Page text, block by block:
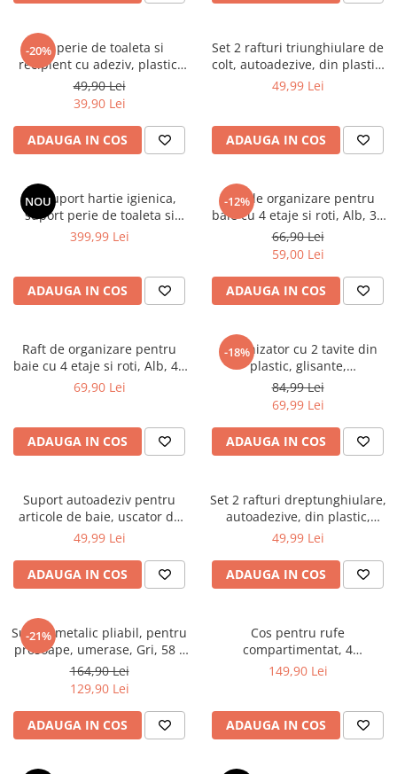
-20%
Set perie de toaleta si
recipient cu adeziv, plastic,
peri din silicon moale,
flexibili, Negru, 10 x 52.5 cm
49,90 Lei
39,90 Lei
ADAUGA IN COS
Set 2 rafturi triunghiulare de
colt, autoadezive, din plastic,
pentru baie, Alb, 26.5 x 20 x
49,99 Lei
ADAUGA IN COS
NOU
Set suport hartie igienica,
suport perie de toaleta si
perie de toaleta, din inox,
399,99 Lei
ADAUGA IN COS
-12%
Raft de organizare pentru
baie cu 4 etaje si roti, Alb, 39
x 12 x 80 cm
66,90 Lei
59,00 Lei
ADAUGA IN COS
Raft de organizare pentru
baie cu 4 etaje si roti, Alb, 40
x 13 x 87 cm
69,90 Lei
ADAUGA IN COS
-18%
Organizator cu 2 tavite din
plastic, glisante,
Alb/Transparent, 20 x 29 x 23
cm
84,99 Lei
69,99 Lei
ADAUGA IN COS
Suport autoadeziv pentru
articole de baie, uscator de
par, din plastic, Alb, 30.5 x 9.6
49,99 Lei
ADAUGA IN COS
Set 2 rafturi dreptunghiulare,
autoadezive, din plastic,
pentru baie, Alb, 28 x 13 x 5.5
49,99 Lei
ADAUGA IN COS
-21%
Suport metalic pliabil, pentru
prosoape, umerase, Gri, 58 x
12-35.5 x 14.5 cm
164,90 Lei
129,90 Lei
ADAUGA IN COS
Cos pentru rufe
compartimentat, 4
compartimente, haine albe,
Alb/Negru, 55 x 39 x 95 cm
149,90 Lei
ADAUGA IN COS